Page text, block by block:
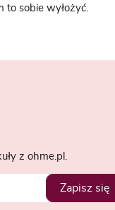
to sobie wyłożyć.
z ohme.pl.
Zapisz się